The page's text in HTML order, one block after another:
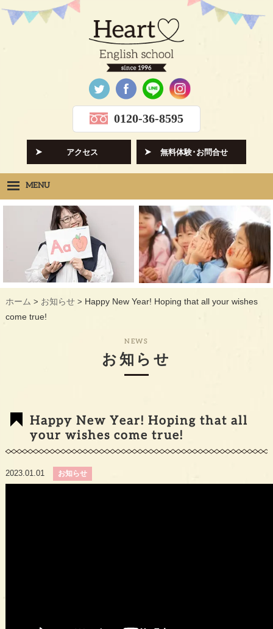
0120-36-8595
アクセス 無料体験･お問合せ
MENU
Heartの想い HOPE
クラス紹介 CLASS
先生紹介 INSTRUCTORS
ギャラリー GALLERY
教室概要
ホーム > お知らせ> Happy New Year! Hoping that all your wishes
come true!
NEWS
お知らせ
Happy New Year! Hoping that all
your wishes come true!
2023.01.01 お知らせ